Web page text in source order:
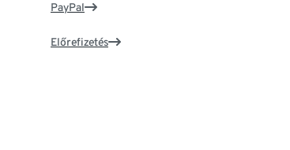
PayPal
Előrefizetés